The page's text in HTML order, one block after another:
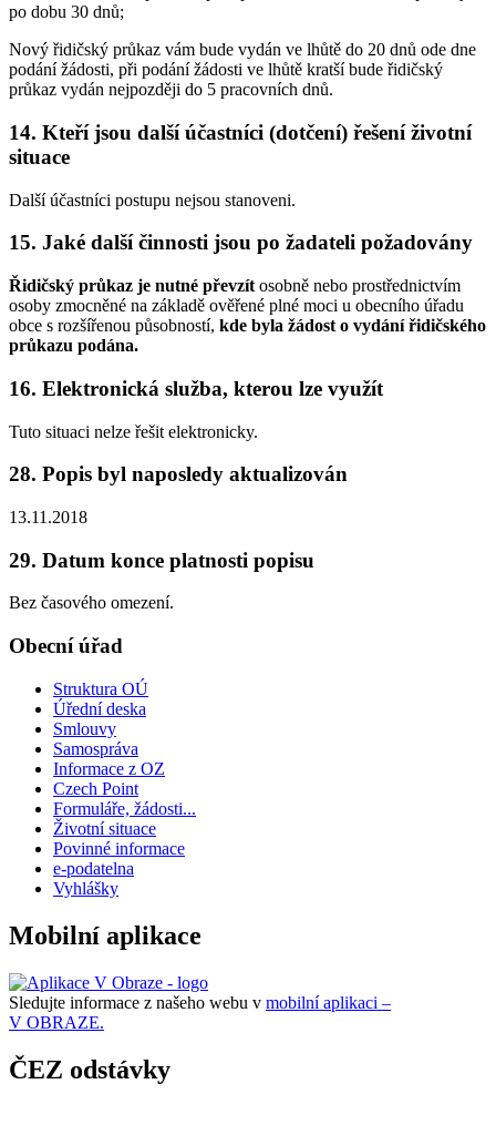
po dobu 30 dnů;
Nový řidičský průkaz vám bude vydán ve lhůtě do 20 dnů ode dne
podání žádosti, při podání žádosti ve lhůtě kratší bude řidičský
průkaz vydán nejpozději do 5 pracovních dnů.
14. Kteří jsou další účastníci (dotčení) řešení životní
situace
Další účastníci postupu nejsou stanoveni.
15. Jaké další činnosti jsou po žadateli požadovány
Řidičský průkaz je nutné převzít osobně nebo prostřednictvím
osoby zmocněné na základě ověřené plné moci u obecního úřadu
obce s rozšířenou působností, kde byla žádost o vydání řidičského
průkazu podána.
16. Elektronická služba, kterou lze využít
Tuto situaci nelze řešit elektronicky.
28. Popis byl naposledy aktualizován
13.11.2018
29. Datum konce platnosti popisu
Bez časového omezení.
Obecní úřad
Struktura OÚ
Úřední deska
Smlouvy
Samospráva
Informace z OZ
Czech Point
Formuláře, žádosti...
Životní situace
Povinné informace
e-podatelna
Vyhlášky
Mobilní aplikace
Sledujte informace z našeho webu v mobilní aplikaci –
V OBRAZE.
ČEZ odstávky